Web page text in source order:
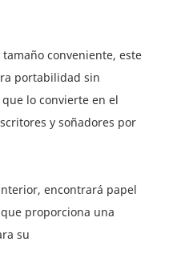
portabilidad sin
lo convierte en el
y soñadores por
proporciona una